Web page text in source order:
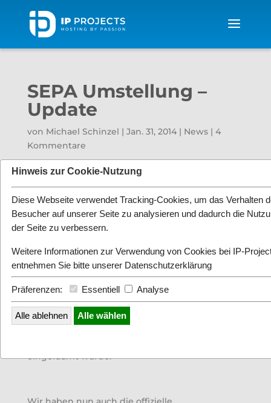
SEPA Umstellung –
Update
von Michael Schinzel | Jan. 31, 2014| News| 4
Kommentare
SEPA Umstellung Februar 2014
Sicherlich haben Sie verschiedenen Medien
entnommen, dass für die SEPA Umstellung eine
eingeräumt wurde.
Hinweis zur Cookie-Nutzung
Diese Webseite verwendet Tracking-Cookies, um das Verhalten
Besucher auf unserer Seite zu analysieren und dadurch die
der Seite zu verbessern.
Weitere Informationen zur Verwendung von Cookies bei IP-
entnehmen Sie bitte unserer Datenschutzerklärung
Präferenzen: Essentiell Analyse
Alle ablehnen Alle wählen